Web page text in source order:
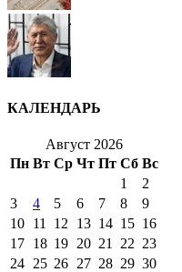
КАЛЕНДАРЬ
Август 2026
Пн Вт Ср Чт Пт Сб Вс
1
2
3
4 5 6 7 8
9
10 11 12 13 14 15 16
17 18 19 20 21 22 23
24 25 26 27 28 29 30